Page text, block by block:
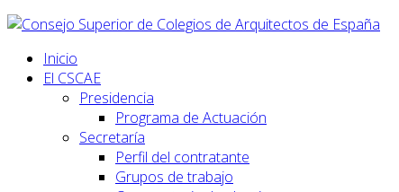
Inicio
El CSCAE
Presidencia
Programa de Actuación
Secretaría
Perfil del contratante
Grupos de trabajo